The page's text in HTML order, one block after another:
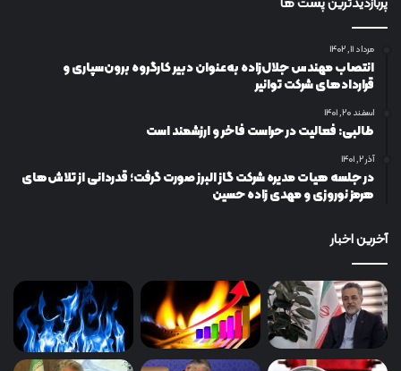
پربازدیدترین پست ها
مرداد ۱۱, ۱۴۰۲
انتصاب مهندس جلال‌زاده به‌عنوان دبیر كارگروه برون‌سپاری و
قراردادهای شركت توانیر
اسفند ۲۰, ۱۴۰۱
طالبی: فعالیت در حراست فاخر و ارزشمند است
آذر ۲, ۱۴۰۱
در جلسه هیات مدیره شرکت گاز البرز صورت گرفت؛ قدردانی از تلاش‌های
هرمز نوروزی و مهدی زاده حسین
آخرین اخبار